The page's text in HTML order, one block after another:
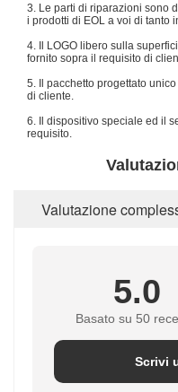
3. Le parti di riparazioni sono
i prodotti di EOL a voi di tanto
4. Il LOGO libero sulla
fornito sopra il requisito di
5. Il pacchetto progettato
di cliente.
6. Il dispositivo speciale ed il
requisito.
Valutazione
5.0
Basato su 50
Scrivi